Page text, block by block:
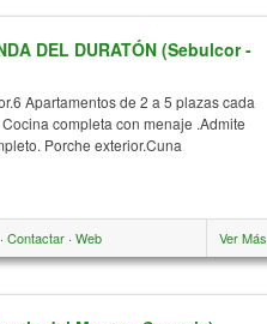
DEL DURATÓN (Sebulcor -
Apartamentos de 2 a 5 plazas cada
completa con menaje .Admite
Porche exterior.Cuna
Contactar · Web Ver Más